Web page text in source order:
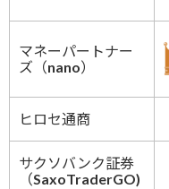
マネーパートナー
ズ（nano）
ヒロセ通商
サクソバンク証券
（SaxoTraderGO)